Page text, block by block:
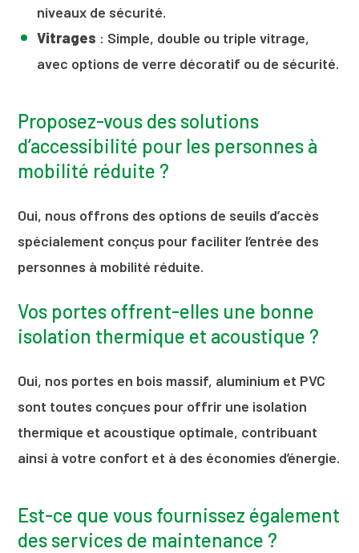
niveaux de sécurité.
Vitrages : Simple, double ou triple vitrage,
avec options de verre décoratif ou de sécurité.
Proposez-vous des solutions
d’accessibilité pour les personnes à
mobilité réduite ?
Oui, nous offrons des options de seuils d’accès
spécialement conçus pour faciliter l’entrée des
personnes à mobilité réduite.
Vos portes offrent-elles une bonne
isolation thermique et acoustique ?
Oui, nos portes en bois massif, aluminium et PVC
sont toutes conçues pour offrir une isolation
thermique et acoustique optimale, contribuant
ainsi à votre confort et à des économies d’énergie.
Est-ce que vous fournissez également
des services de maintenance ?